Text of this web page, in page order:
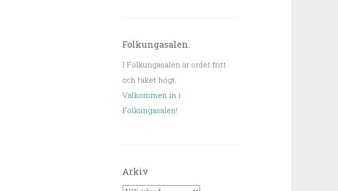
Folkungasalen.
I Folkungasalen är ordet fritt
och taket högt.
Välkommen in i
Folkungasalen!
Arkiv